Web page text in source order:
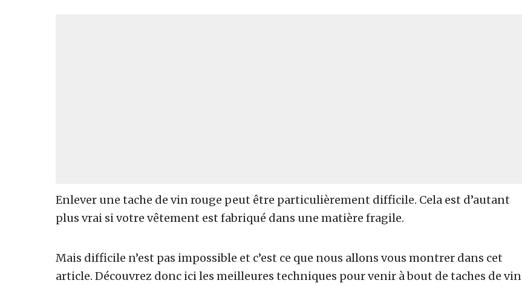
Enlever une tache de vin rouge peut être particulièrement difficile. Cela est d’autant
plus vrai si votre vêtement est fabriqué dans une matière fragile.
Mais difficile n’est pas impossible et c’est ce que nous allons vous montrer dans cet
article. Découvrez donc ici les meilleures techniques pour venir à bout de taches de vin